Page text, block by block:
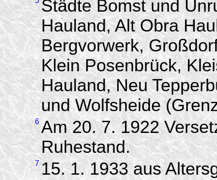
Städte Bomst und
Hauland, Alt Obra
Bergvorwerk,
Klein Posenbrück,
Hauland, Neu
und Wolfsheide
6 Am 20. 7. 1922
Ruhestand.
7 15. 1. 1933 aus